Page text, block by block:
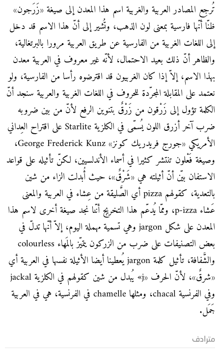
تُرجِع المصادر العربية والغربية اسم هذا المعدن إلى صيغة «زَرَجون»
ظنّا أنّها فارسية بمعنى لون الذهب، وتُشير إلى أنّ هذا الاسم قد دخل
إلى اللغات الغربية من الفارسية عن طريق العربية مرورا بالبرتغالية،
والظاهر أنّ ذلك بعيد الاحتمال، لأنّه غير معروف في العربية معدن
بهذا الاسم، إلاّ إذا كان الغربيون قد اقترضوه رأسا من الفارسية، ولو
نعتمد على المقابلة المجرّدة للحروف في اللغات الغربية والعربية سنجد أنّ
الكلمة تؤول إلى زَرْقون من زَرْقٌ بتنوين الرفع لأنّ من بين ضروبه
ضرب آخر أزرق اللون يُسمّى في الكلزية Starlite على اقتراح العِداني
الأمريكي «جورج فريدريك كونز» George Frederick Kunz،
وصيغة فَعْلون تنتشر كثيرا في أسماء الأندلسيين، لكنّ تأثيله على قواعد
الاستفان بيّن أنّ أثيلته هي «شَرْقٌ»، حيث أُبدلت الزاء من شين
بالتعدية، كقولهم pizza أي الصَّليقة من عِشاء في العربية والمعنى
عَشاء p-izza، وممّا يُدعّم هذا التخريج أنّنا نجد صيغة أخرى لاسم هذا
المعدن على شكل jargon وهي تسمية مهملة اليوم، إلاّ أنّها تدلّ في
بعض التصنيفات على ضرب من الزركون يتميّز بالمَهاء colourless
والشَّفافة، تأثيل كلمة jargon يُعطينا أيضا الأثيلة نفسها في العربية أي
«شرقٌ»، لأنّ الحرف «j» يُبدل من شين كقولهم في الكلزية jackal
وفي الفرنسية chacal، ومثلها chamelle في الفرنسية، هي في العربية
جَمَل.
مترادف